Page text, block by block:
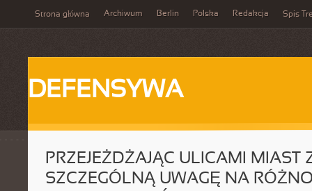
Strona główna Archiwum Berlin Polska Redakcja Spis
DEFENSYWA
PRZEJEŻDŻAJĄC ULICAMI MIAST
SZCZEGÓLNĄ UWAGĘ NA